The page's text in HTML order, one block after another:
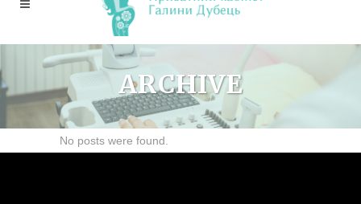
ARCHIVE
No posts were found.